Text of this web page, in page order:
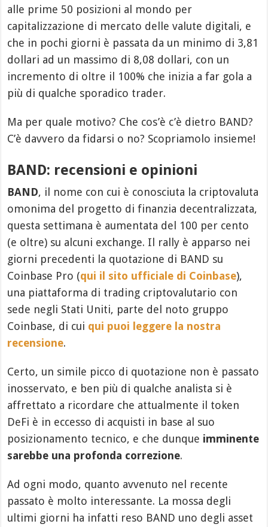
alle prime 50 posizioni al mondo per
capitalizzazione di mercato delle valute digitali, e
che in pochi giorni è passata da un minimo di 3,81
dollari ad un massimo di 8,08 dollari, con un
incremento di oltre il 100% che inizia a far gola a
più di qualche sporadico trader.
Ma per quale motivo? Che cos’è c’è dietro BAND?
C’è davvero da fidarsi o no? Scopriamolo insieme!
BAND: recensioni e opinioni
BAND, il nome con cui è conosciuta la criptovaluta
omonima del progetto di finanzia decentralizzata,
questa settimana è aumentata del 100 per cento
(e oltre) su alcuni exchange. Il rally è apparso nei
giorni precedenti la quotazione di BAND su
Coinbase Pro (qui il sito ufficiale di Coinbase),
una piattaforma di trading criptovalutario con
sede negli Stati Uniti, parte del noto gruppo
Coinbase, di cui qui puoi leggere la nostra
recensione.
Certo, un simile picco di quotazione non è passato
inosservato, e ben più di qualche analista si è
affrettato a ricordare che attualmente il token
DeFi è in eccesso di acquisti in base al suo
posizionamento tecnico, e che dunque imminente
sarebbe una profonda correzione.
Ad ogni modo, quanto avvenuto nel recente
passato è molto interessante. La mossa degli
ultimi giorni ha infatti reso BAND uno degli asset